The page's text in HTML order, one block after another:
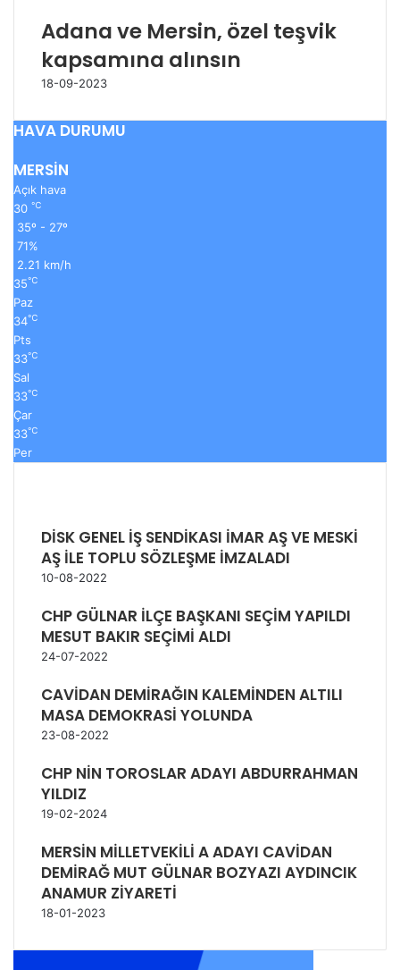
Adana ve Mersin, özel teşvik
kapsamına alınsın
18-09-2023
HAVA DURUMU
MERSİN
Açık hava
30 ℃
35º - 27º
71%
2.21 km/h
35℃
Paz
34℃
Pts
33℃
Sal
33℃
Çar
33℃
Per
DİSK GENEL İŞ SENDİKASI İMAR AŞ VE MESKİ
AŞ İLE TOPLU SÖZLEŞME İMZALADI
10-08-2022
CHP GÜLNAR İLÇE BAŞKANI SEÇİM YAPILDI
MESUT BAKIR SEÇİMİ ALDI
24-07-2022
CAVİDAN DEMİRAĞIN KALEMİNDEN ALTILI
MASA DEMOKRASİ YOLUNDA
23-08-2022
CHP NİN TOROSLAR ADAYI ABDURRAHMAN
YILDIZ
19-02-2024
MERSİN MİLLETVEKİLİ A ADAYI CAVİDAN
DEMİRAĞ MUT GÜLNAR BOZYAZI AYDINCIK
ANAMUR ZİYARETİ
18-01-2023